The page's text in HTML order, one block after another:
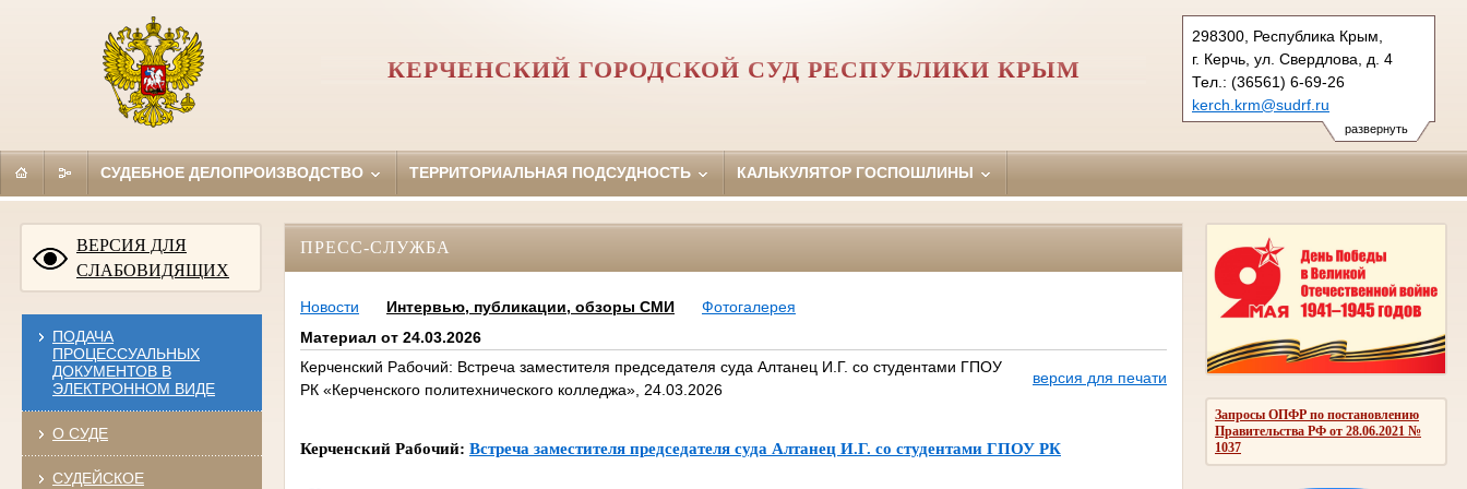
развернуть
298300, Республика Крым,
г. Керчь, ул. Свердлова, д. 4
Тел.: (36561) 6-69-26
kerch.krm@sudrf.ru
КЕРЧЕНСКИЙ ГОРОДСКОЙ СУД РЕСПУБЛИКИ КРЫМ
СУДЕБНОЕ ДЕЛОПРОИЗВОДСТВО ТЕРРИТОРИАЛЬНАЯ ПОДСУДНОСТЬ КАЛЬКУЛЯТОР ГОСПОШЛИНЫ
ВЕРСИЯ ДЛЯ
СЛАБОВИДЯЩИХ
ПОДАЧА
ПРОЦЕССУАЛЬНЫХ
ДОКУМЕНТОВ В
ЭЛЕКТРОННОМ ВИДЕ
О СУДЕ
СУДЕЙСКОЕ
Запросы ОПФР по постановлению
Правительства РФ от 28.06.2021 №
1037
ПРЕСС-СЛУЖБА
Новости Интервью, публикации, обзоры СМИ
Фотогалерея
Материал от 24.03.2026
Керченский Рабочий: Встреча заместителя председателя суда Алтанец И.Г. со студентами ГПОУ
РК «Керченского политехнического колледжа», 24.03.2026
версия для печати
Керченский Рабочий: Встреча заместителя председателя суда Алтанец И.Г. со студентами ГПОУ РК